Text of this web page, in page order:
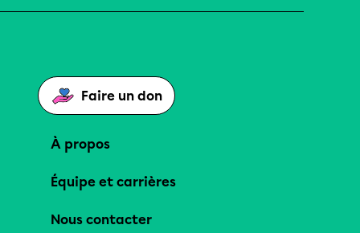
Faire un don
À propos
Équipe et carrières
Nous contacter